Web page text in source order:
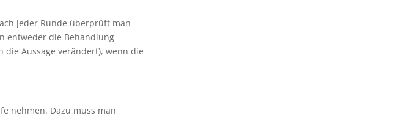
jeder Runde überprüft man
entweder die Behandlung
Aussage verändert), wenn die
nehmen. Dazu muss man